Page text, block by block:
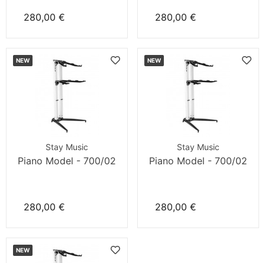
280,00 € 280,00 €
NEW
Stay Music
Piano Model - 700/02
280,00 €
NEW
Stay Music
Piano Model - 700/02
280,00 €
NEW